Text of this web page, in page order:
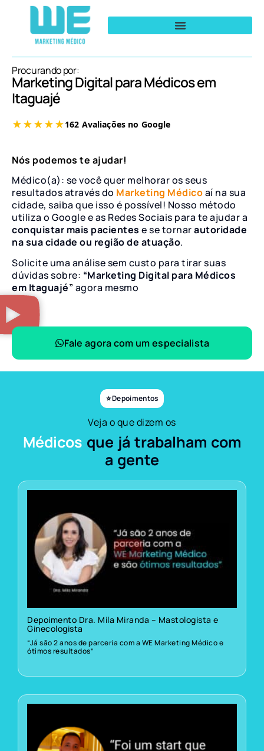
Procurando por:
Marketing Digital para Médicos em
Itaguajé
Nós podemos te ajudar!
Médico(a): se você quer melhorar os seus
resultados através do Marketing Médicoaí na sua
cidade, saiba que isso é possível! Nosso método
utiliza o Google e as Redes Sociais para te ajudar a
conquistar mais pacientes e se tornarautoridade
na sua cidade ou região de atuação.
Solicite uma análise sem custo para tirar suas
dúvidas sobre: “Marketing Digital para Médicos
em Itaguajé” agora mesmo
Fale agora com um especialista
⭐ Depoimentos
Veja o que dizem os
Médicos que já trabalham com
a gente
Depoimento Dra. Mila Miranda – Mastologista e
Ginecologista
“Já são 2 anos de parceria com a WE Marketing Médico e
ótimos resultados”